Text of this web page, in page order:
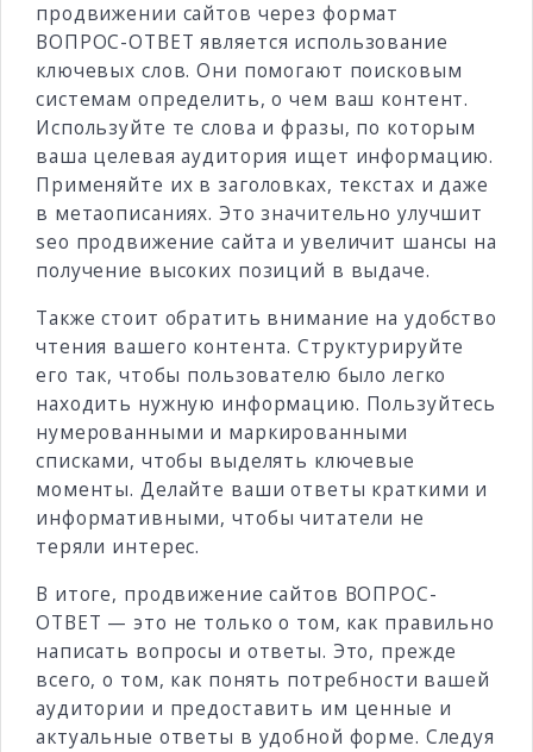
продвижении сайтов через формат
ВОПРОС-ОТВЕТ является использование
ключевых слов. Они помогают поисковым
системам определить, о чем ваш контент.
Используйте те слова и фразы, по которым
ваша целевая аудитория ищет информацию.
Применяйте их в заголовках, текстах и даже
в метаописаниях. Это значительно улучшит
seo продвижение сайта и увеличит шансы на
получение высоких позиций в выдаче.
Также стоит обратить внимание на удобство
чтения вашего контента. Структурируйте
его так, чтобы пользователю было легко
находить нужную информацию. Пользуйтесь
нумерованными и маркированными
списками, чтобы выделять ключевые
моменты. Делайте ваши ответы краткими и
информативными, чтобы читатели не
теряли интерес.
В итоге, продвижение сайтов ВОПРОС-
ОТВЕТ — это не только о том, как правильно
написать вопросы и ответы. Это, прежде
всего, о том, как понять потребности вашей
аудитории и предоставить им ценные и
актуальные ответы в удобной форме. Следуя